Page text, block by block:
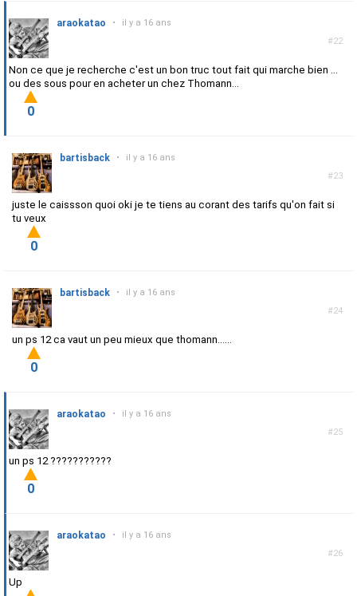
#22
araokatao • il y a 16 ans
Non ce que je recherche c'est un bon truc tout fait qui marche bien ...
ou des sous pour en acheter un chez Thomann...
0
#23
bartisback • il y a 16 ans
juste le caissson quoi oki je te tiens au corant des tarifs qu'on fait si
tu veux
0
#24
bartisback • il y a 16 ans
un ps 12 ca vaut un peu mieux que thomann......
0
#25
araokatao • il y a 16 ans
un ps 12 ???????????
0
#26
araokatao • il y a 16 ans
Up